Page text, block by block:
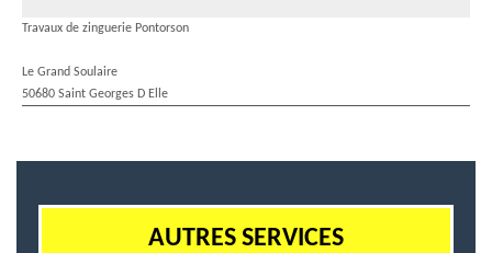
Travaux de zinguerie Pontorson
Le Grand Soulaire
50680 Saint Georges D Elle
AUTRES SERVICES